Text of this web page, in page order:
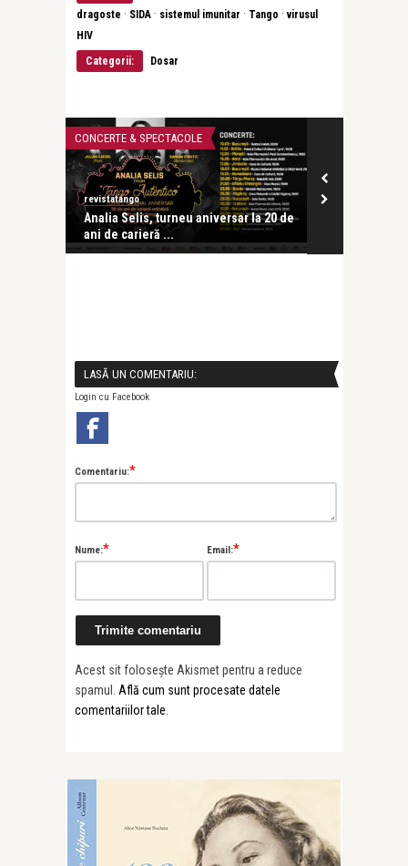
dragoste · SIDA · sistemul imunitar · Tango ·virusul
HIV
Categorii:
Dosar
CONCERTE & SPECTACOLE
revistatango
Analia Selis, turneu aniversar la 20 de
ani de carieră ...
LASĂ UN COMENTARIU:
Login cu Facebook
Comentariu:*
Nume:* Email:*
Acest sit folosește Akismet pentru a reduce
spamul. Află cum sunt procesate datele
comentariilor tale